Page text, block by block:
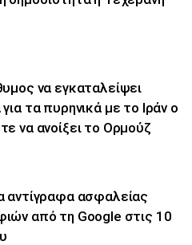
να εγκαταλείψει
τα πυρηνικά με το Ιράν ο
να ανοίξει το Ορμούζ
αντίγραφα ασφαλείας
από τη Google στις 10